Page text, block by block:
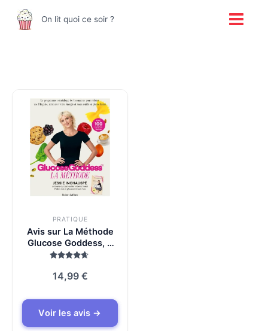
On lit quoi ce soir ?
Main
Voir les avis →
PRATIQUE
Avis sur La Méthode
Glucose Goddess, 4
semaines pour
4.5
sur 5
14,99 €
Voir les avis →